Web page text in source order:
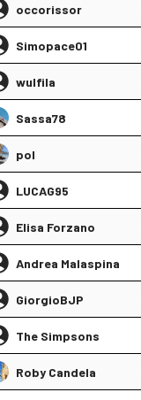
occorissor
Simopace01
wulfila
Sassa78
pol
LUCAG95
Elisa Forzano
Andrea Malaspina
GiorgioBJP
The Simpsons
Roby Candela